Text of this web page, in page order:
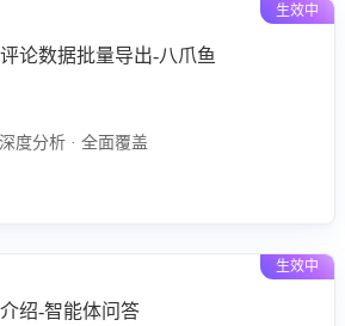
生效中
论数据批量导出-八爪鱼
度分析 · 全面覆盖
生效中
绍-智能体问答